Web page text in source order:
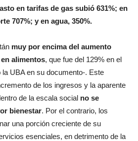
en tarifas de gas subió 631%; en
707%; y en agua, 350%.
muy por encima del aumento
alimentos, que fue del 129% en el
UBA en su documento-. Este
de los ingresos y la aparente
de la escala social no se
bienestar. Por el contrario, los
una porción creciente de su
esenciales, en detrimento de la